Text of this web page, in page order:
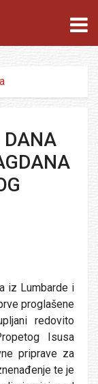
DANA
iz Lumbarde i
proglašene
redovito
Isusa
priprave za
te je